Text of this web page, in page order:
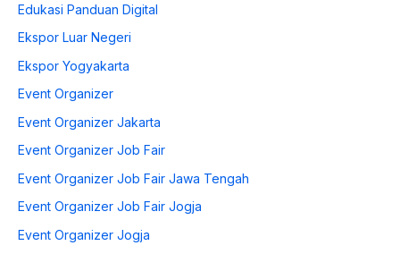
Edukasi Panduan Digital
Ekspor Luar Negeri
Ekspor Yogyakarta
Event Organizer
Event Organizer Jakarta
Event Organizer Job Fair
Event Organizer Job Fair Jawa Tengah
Event Organizer Job Fair Jogja
Event Organizer Jogja